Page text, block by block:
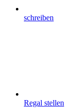
schreiben
Regal stellen